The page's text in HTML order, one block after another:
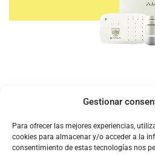
Gestionar
Para ofrecer las mejores experiencias,
cookies para almacenar y/o acceder a la
consentimiento de estas tecnologías nos